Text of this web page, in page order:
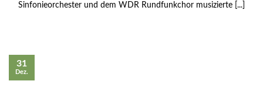
Sinfonieorchester und dem WDR Rundfunkchor musizierte [...]
31
Dez.